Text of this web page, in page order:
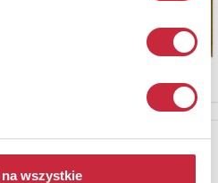
wszystkie
nowych aukcjach, prosimy podać